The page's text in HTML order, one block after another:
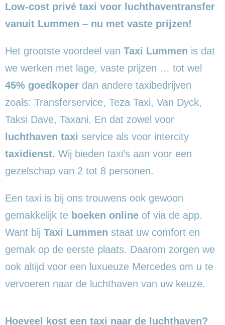
Low-cost privé taxi voor luchthaventransfer
vanuit Lummen – nu met vaste prijzen!
Het grootste voordeel van Taxi Lummen is dat
we werken met lage, vaste prijzen … tot wel
45% goedkoper dan andere taxibedrijven
zoals: Transferservice, Teza Taxi, Van Dyck,
Taksi Dave, Taxani. En dat zowel voor
luchthaven taxi service als voor intercity
taxidienst. Wij bieden taxi’s aan voor een
gezelschap van 2 tot 8 personen.
Een taxi is bij ons trouwens ook gewoon
gemakkelijk te boeken online of via de app.
Want bij Taxi Lummen staat uw comfort en
gemak op de eerste plaats. Daarom zorgen we
ook altijd voor een luxueuze Mercedes om u te
vervoeren naar de luchthaven van uw keuze.
Hoeveel kost een taxi naar de luchthaven?